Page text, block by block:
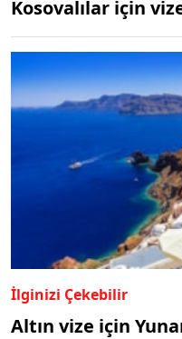
Kosovalılar için
İlginizi Çekebilir
Altın vize için